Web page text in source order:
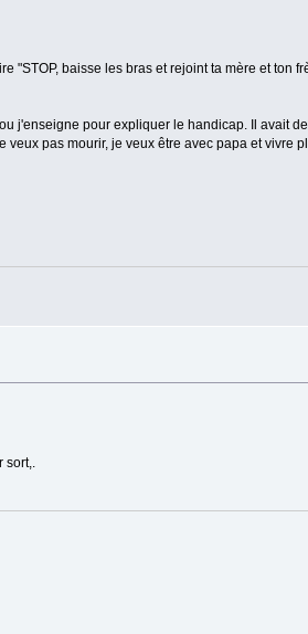
"STOP, baisse les bras et rejoint ta mère et ton
j'enseigne pour expliquer le handicap. Il avait
pas mourir, je veux être avec papa et vivre
sort,.